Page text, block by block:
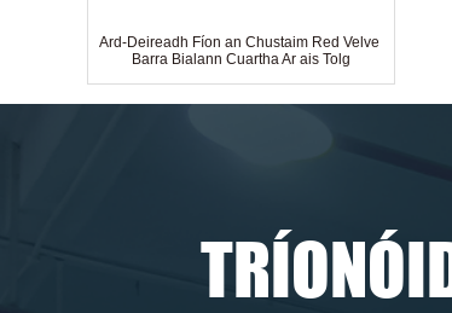
Ard-Deireadh Fíon an Chustaim Red Velvet
Barra Bialann Cuartha Ar ais Tolg